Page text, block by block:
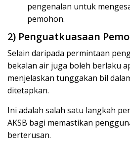
pengenalan untuk
pemohon.
2) Penguatkuasaan
Selain daripada permintaan
bekalan air juga boleh berlaku
menjelaskan tunggakan bil
ditetapkan.
Ini adalah salah satu langkah
AKSB bagi memastikan
berterusan.